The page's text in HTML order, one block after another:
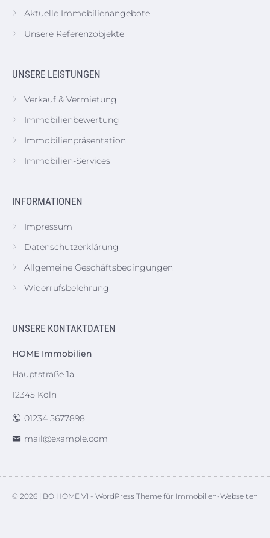
Aktuelle Immobilienangebote
Unsere Referenzobjekte
UNSERE LEISTUNGEN
Verkauf & Vermietung
Immobilienbewertung
Immobilienpräsentation
Immobilien-Services
INFORMATIONEN
Impressum
Datenschutzerklärung
Allgemeine Geschäftsbedingungen
Widerrufsbelehrung
UNSERE KONTAKTDATEN
HOME Immobilien
Hauptstraße 1a
12345 Köln
01234 5677898
mail@example.com
© 2026 | BO HOME V1 - WordPress Theme für Immobilien-Webseiten